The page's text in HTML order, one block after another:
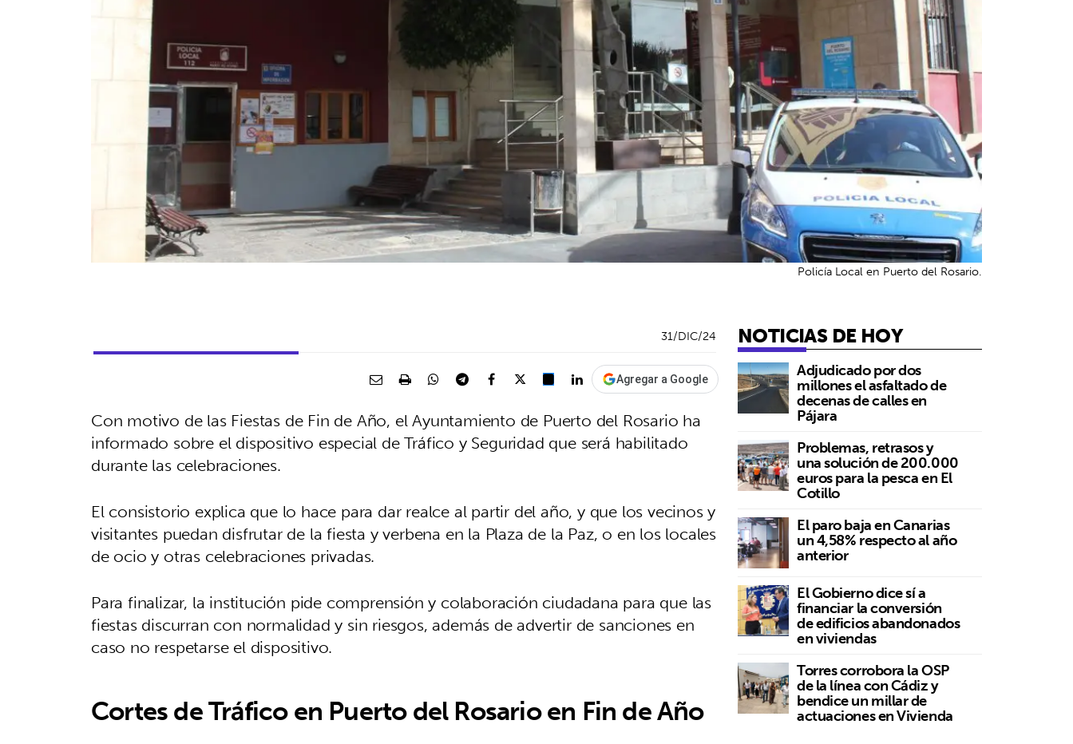
Policía Local en Puerto del Rosario.
31/DIC/24
Agregar a Google
Con motivo de las Fiestas de Fin de Año, el Ayuntamiento de Puerto del Rosario ha
informado sobre el dispositivo especial de Tráfico y Seguridad que será habilitado
durante las celebraciones.
El consistorio explica que lo hace para dar realce al partir del año, y que los vecinos y
visitantes puedan disfrutar de la fiesta y verbena en la Plaza de la Paz, o en los locales
de ocio y otras celebraciones privadas.
Para finalizar, la institución pide comprensión y colaboración ciudadana para que las
fiestas discurran con normalidad y sin riesgos, además de advertir de sanciones en
caso no respetarse el dispositivo.
Cortes de Tráfico en Puerto del Rosario en Fin de Año
NOTICIAS DE HOY
Adjudicado por dos
millones el asfaltado de
decenas de calles en
Pájara
Problemas, retrasos y
una solución de 200.000
euros para la pesca en El
Cotillo
El paro baja en Canarias
un 4,58% respecto al año
anterior
El Gobierno dice sí a
financiar la conversión
de edificios abandonados
en viviendas
Torres corrobora la OSP
de la línea con Cádiz y
bendice un millar de
actuaciones en Vivienda